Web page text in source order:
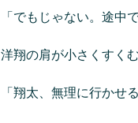
「でもじゃない。途中
洋翔の肩が小さくすくむ
「翔太、無理に行かせ